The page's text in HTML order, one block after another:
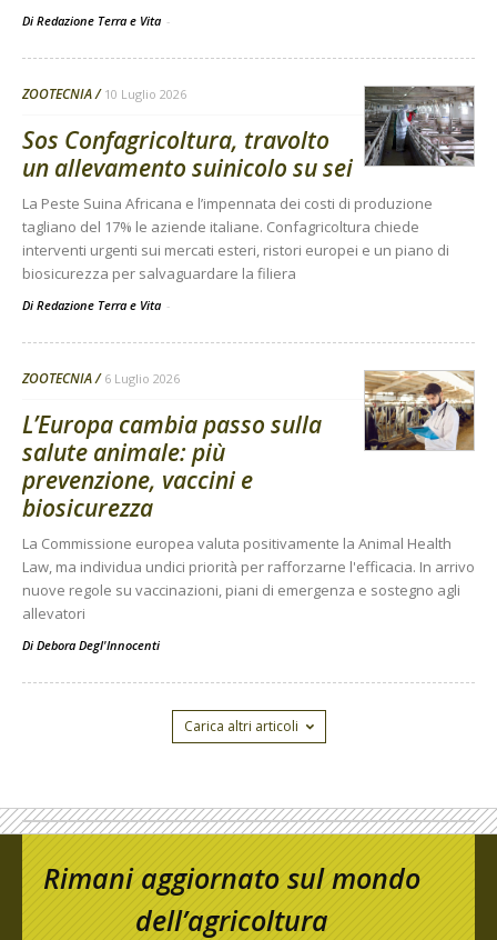
Di Redazione Terra e Vita -
ZOOTECNIA 10 Luglio 2026
Sos Confagricoltura, travolto
un allevamento suinicolo su sei
La Peste Suina Africana e l’impennata dei costi di produzione
tagliano del 17% le aziende italiane. Confagricoltura chiede
interventi urgenti sui mercati esteri, ristori europei e un piano di
biosicurezza per salvaguardare la filiera
Di Redazione Terra e Vita -
ZOOTECNIA 6 Luglio 2026
L’Europa cambia passo sulla
salute animale: più
prevenzione, vaccini e
biosicurezza
La Commissione europea valuta positivamente la Animal Health
Law, ma individua undici priorità per rafforzarne l'efficacia. In arrivo
nuove regole su vaccinazioni, piani di emergenza e sostegno agli
allevatori
Di Debora Degl'Innocenti
Carica altri articoli
Rimani aggiornato sul mondo
dell’agricoltura